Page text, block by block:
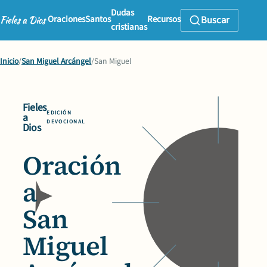
OracionesSantos
Dudas
cristianas
Recursos Buscar
Inicio/San Miguel Arcángel/San Miguel
Fieles
a
Dios
EDICIÓN
DEVOCIONAL
Oración
a
San
Miguel